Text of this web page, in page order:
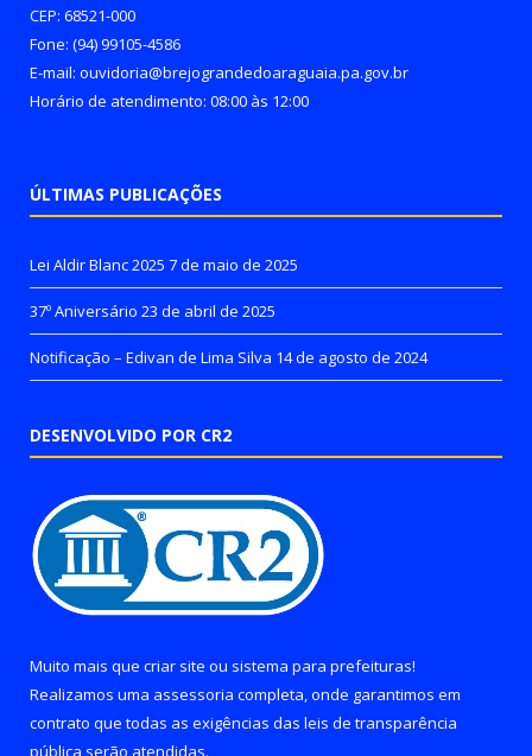
CEP: 68521-000
Fone: (94) 99105-4586
E-mail: ouvidoria@brejograndedoaraguaia.pa.gov.br
Horário de atendimento: 08:00 às 12:00
ÚLTIMAS PUBLICAÇÕES
Lei Aldir Blanc 2025 7 de maio de 2025
37º Aniversário 23 de abril de 2025
Notificação – Edivan de Lima Silva 14 de agosto de 2024
DESENVOLVIDO POR CR2
Muito mais que criar site ou sistema para prefeituras!
Realizamos uma assessoria completa, onde garantimos em
contrato que todas as exigências das leis de transparência
pública serão atendidas.